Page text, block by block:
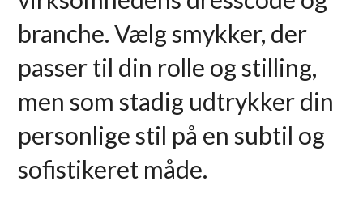
branche. Vælg smykker, der
passer til din rolle og stilling,
men som stadig udtrykker din
personlige stil på en subtil og
sofistikeret måde.